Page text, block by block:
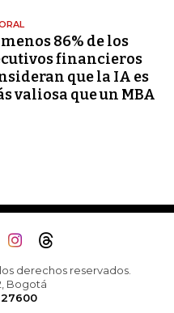
86% de los
financieros
que la IA es
valiosa que un MBA
derechos reservados.
Bogotá